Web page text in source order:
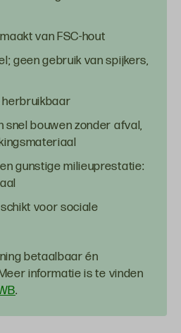
van FSC-hout
geen gebruik van spijkers,
snel bouwen zonder afval,
gunstige milieuprestatie:
voor sociale
betaalbaar én
informatie is te vinden
.